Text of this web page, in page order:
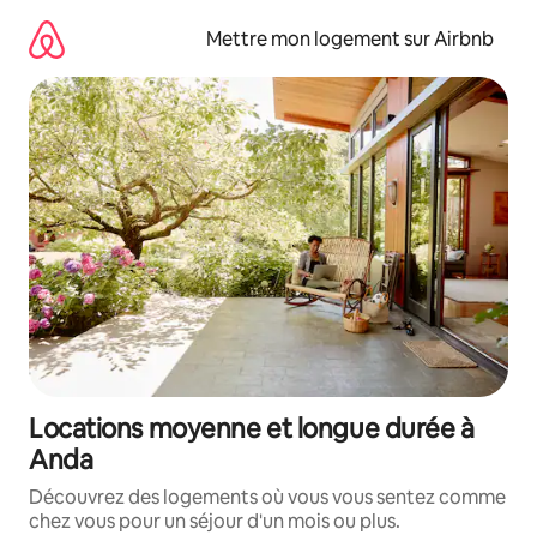
directement
contenu
Mettre mon logement sur Airbnb
Locations moyenne et longue durée à
Anda
Découvrez des logements où vous vous sentez comme
chez vous pour un séjour d'un mois ou plus.